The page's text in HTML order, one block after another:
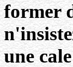
former
une